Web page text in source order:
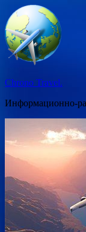
Перейти
к
содержимому
Chrono Travel.
Информационно-